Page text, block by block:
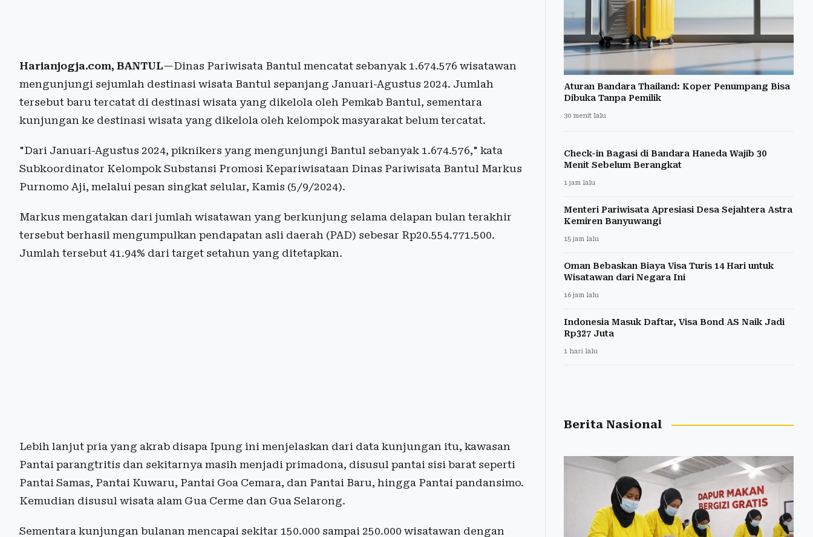
Harianjogja.com, BANTUL—Dinas Pariwisata Bantul mencatat sebanyak 1.674.576 wisatawan
mengunjungi sejumlah destinasi wisata Bantul sepanjang Januari-Agustus 2024. Jumlah
tersebut baru tercatat di destinasi wisata yang dikelola oleh Pemkab Bantul, sementara
kunjungan ke destinasi wisata yang dikelola oleh kelompok masyarakat belum tercatat.
"Dari Januari-Agustus 2024, piknikers yang mengunjungi Bantul sebanyak 1.674.576," kata
Subkoordinator Kelompok Substansi Promosi Kepariwisataan Dinas Pariwisata Bantul Markus
Purnomo Aji, melalui pesan singkat selular, Kamis (5/9/2024).
Markus mengatakan dari jumlah wisatawan yang berkunjung selama delapan bulan terakhir
tersebut berhasil mengumpulkan pendapatan asli daerah (PAD) sebesar Rp20.554.771.500.
Jumlah tersebut 41.94% dari target setahun yang ditetapkan.
Lebih lanjut pria yang akrab disapa Ipung ini menjelaskan dari data kunjungan itu, kawasan
Pantai parangtritis dan sekitarnya masih menjadi primadona, disusul pantai sisi barat seperti
Pantai Samas, Pantai Kuwaru, Pantai Goa Cemara, dan Pantai Baru, hingga Pantai pandansimo.
Kemudian disusul wisata alam Gua Cerme dan Gua Selarong.
Sementara kunjungan bulanan mencapai sekitar 150.000 sampai 250.000 wisatawan dengan
Aturan Bandara Thailand: Koper Penumpang Bisa
Dibuka Tanpa Pemilik
30 menit lalu
Check-in Bagasi di Bandara Haneda Wajib 30
Menit Sebelum Berangkat
1 jam lalu
Menteri Pariwisata Apresiasi Desa Sejahtera Astra
Kemiren Banyuwangi
15 jam lalu
Oman Bebaskan Biaya Visa Turis 14 Hari untuk
Wisatawan dari Negara Ini
16 jam lalu
Indonesia Masuk Daftar, Visa Bond AS Naik Jadi
Rp327 Juta
1 hari lalu
Berita Nasional